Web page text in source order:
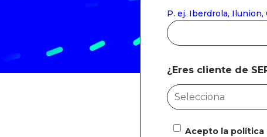
P. ej. Iberdrola, Ilunion,
¿Eres cliente de
Acepto la política